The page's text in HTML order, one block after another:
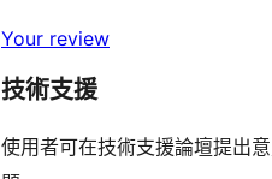
Your review
技術支援
使用者可在技術支援論壇提出